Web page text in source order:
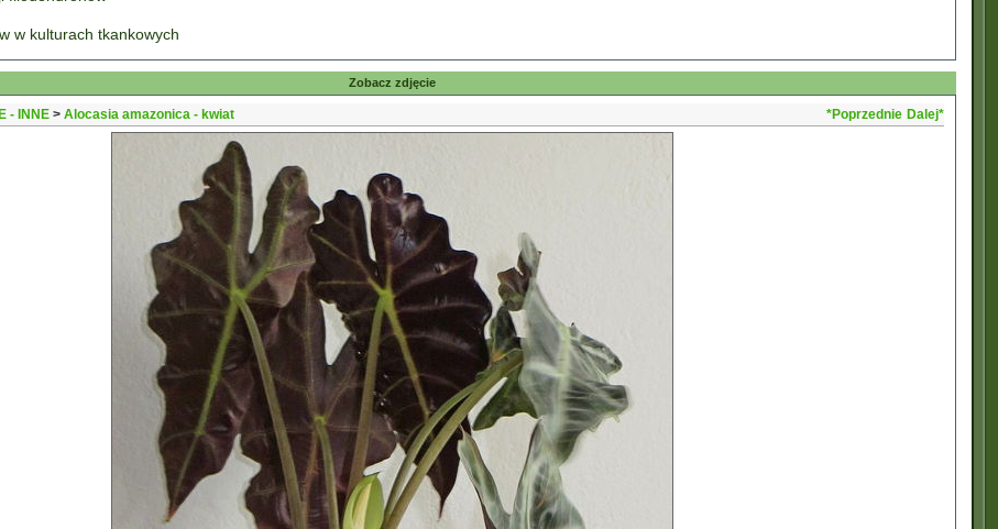
w kulturach tkankowych
Zobacz zdjęcie
- INNE > Alocasia amazonica - kwiat *Poprzednie Dalej*